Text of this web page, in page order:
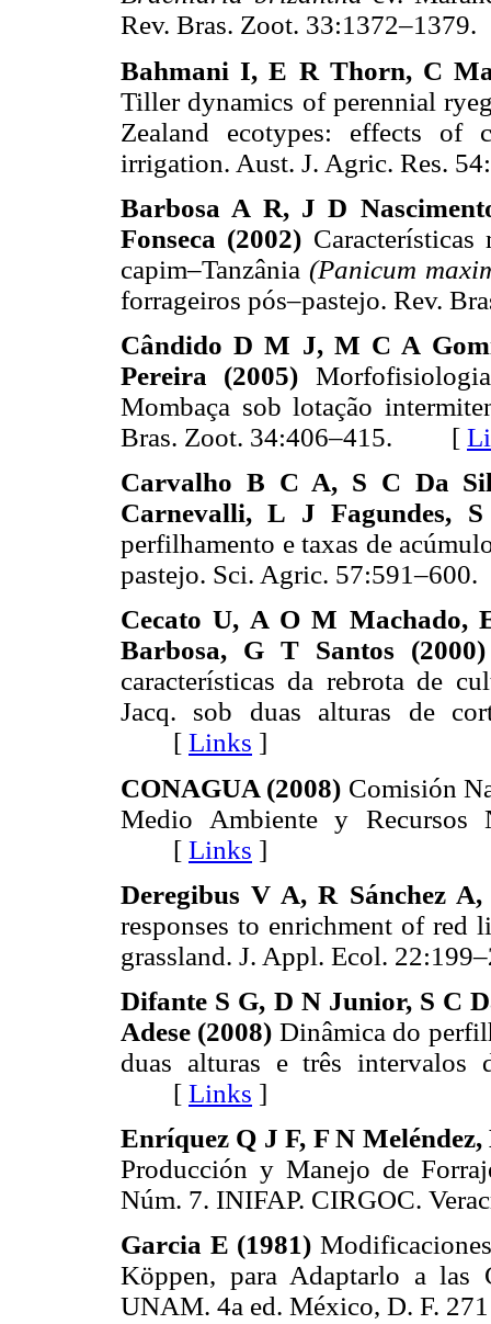
Rev. Bras. Zoot.
Bahmani I, E R Thorn, C
Tiller dynamics of perennial
Zealand ecotypes: effects of
irrigation. Aust. J. Agric.
Barbosa A R, J D
Fonseca (2002)
capim–Tanzânia(Panicum
forrageiros pós–pastejo.
Cândido D M J, M C A
Pereira (2005)
Mombaça sob lotação
Bras. Zoot. 34:406–415. [
Carvalho B C A, S C Da
Carnevalli, L J Fagundes,
perfilhamento e taxas de
pastejo. Sci. Agric.
Cecato U, A O M
Barbosa, G T Santos
características da rebrota de
Jacq. sob duas alturas de
[ Links ]
CONAGUA (2008) Comisión
Medio Ambiente y Recursos
[ Links ]
Deregibus V A, R Sánchez
responses to enrichment of red
grassland. J. Appl. Ecol.
Difante S G, D N Junior, S C
Adese (2008) Dinâmica do
duas alturas e três intervalos
[ Links ]
Enríquez Q J F, F N
Producción y Manejo de
Núm. 7. INIFAP. CIRGOC.
Garcia E (1981)
Köppen, para Adaptarlo a las
UNAM. 4a ed. México, D.